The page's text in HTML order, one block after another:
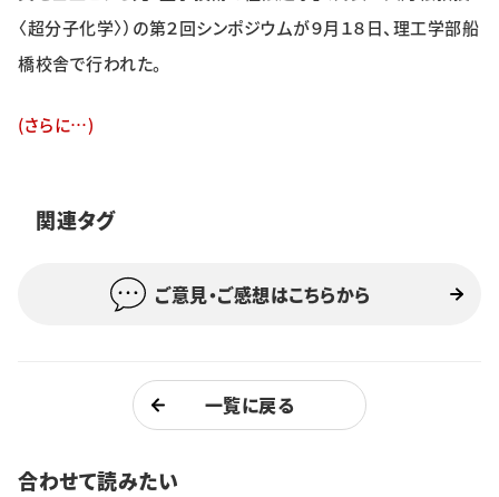
スポーツ
校友
学生社会
学生記者募集 お問い合わせ
〈超分子化学〉）の第２回シンポジウムが９月１８日、理工学部船
橋校舎で行われた。
(さらに…)
関連タグ
ご意見・ご感想はこちらから
一覧に戻る
合わせて読みたい